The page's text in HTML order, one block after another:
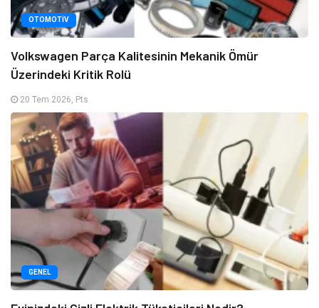
OTOMOTIV
Volkswagen Parça Kalitesinin Mekanik Ömür
Üzerindeki Kritik Rolü
20 Tem 2026, Pts
GENEL